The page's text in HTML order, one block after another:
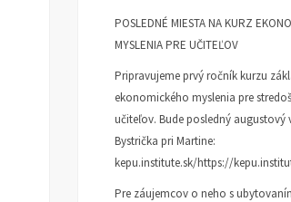
POSLEDNÉ MIESTA NA KURZ
MYSLENIA PRE UČITEĽOV
Pripravujeme prvý ročník kurzu
ekonomického myslenia pre
učiteľov. Bude posledný augustový
Bystrička pri Martine:
kepu.institute.sk/https://
Pre záujemcov o neho s